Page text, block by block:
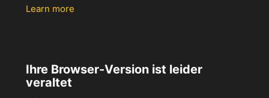
Learn more
Ihre Browser-Version ist leider
veraltet